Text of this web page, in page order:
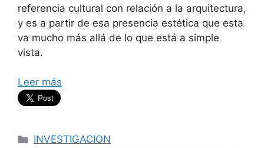
referencia cultural con relación a la arquitectura,
y es a partir de esa presencia estética que esta
va mucho más allá de lo que está a simple
vista.
Leer más
Categorías
INVESTIGACION